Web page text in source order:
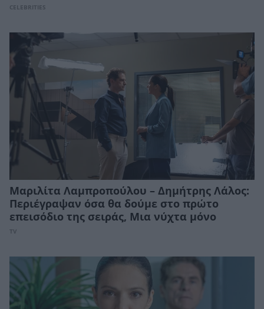
CELEBRITIES
Μαριλίτα Λαμπροπούλου – Δημήτρης Λάλος:
Περιέγραψαν όσα θα δούμε στο πρώτο
επεισόδιο της σειράς, Μια νύχτα μόνο
TV